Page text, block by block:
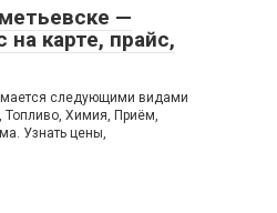
—
карте, прайс,
следующими видами
Топливо, Химия, Приём,
Узнать цены,